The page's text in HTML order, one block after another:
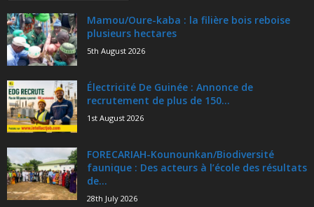
Mamou/Oure-kaba : la filière bois reboise
plusieurs hectares
5th August 2026
Électricité De Guinée : Annonce de
recrutement de plus de 150...
1st August 2026
FORECARIAH-Kounounkan/Biodiversité
faunique : Des acteurs à l’école des résultats
de...
28th July 2026